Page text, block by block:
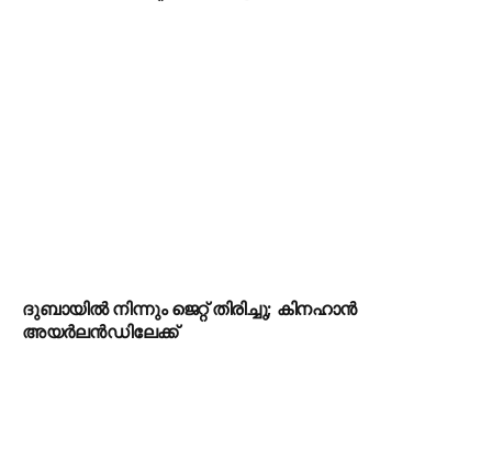
ദുബായിൽ നിന്നും ജെറ്റ് തിരിച്ചു; കിനഹാൻ
അയർലൻഡിലേക്ക്